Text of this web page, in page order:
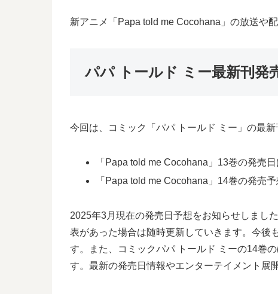
新アニメ「Papa told me Cocohana」の放送や
パパ トールド ミー最新刊発
今回は、コミック「パパ トールド ミー」の最
「Papa told me Cocohana」13巻の発売
「Papa told me Cocohana」14巻の発売
2025年3月現在の発売日予想をお知らせしまし
表があった場合は随時更新していきます。今後
す。また、コミックパパ トールド ミーの14巻
す。最新の発売日情報やエンターテイメント展